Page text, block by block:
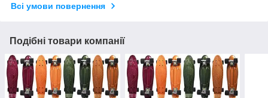
Всі умови повернення
Подібні товари компанії